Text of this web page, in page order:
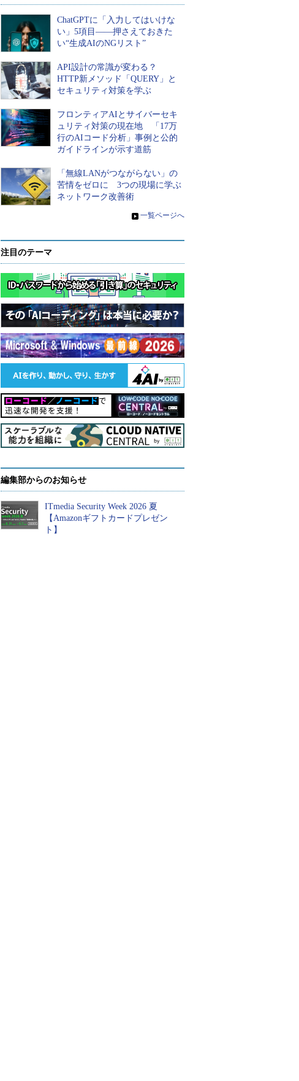
ChatGPTに「入力してはいけな
い」5項目――押さえておきた
い“生成AIのNGリスト”
API設計の常識が変わる？
HTTP新メソッド「QUERY」と
セキュリティ対策を学ぶ
フロンティアAIとサイバーセキ
ュリティ対策の現在地 「17万
行のAIコード分析」事例と公的
ガイドラインが示す道筋
「無線LANがつながらない」の
苦情をゼロに 3つの現場に学ぶ
ネットワーク改善術
» 一覧ページへ
注目のテーマ
編集部からのお知らせ
ITmedia Security Week 2026 夏
【Amazonギフトカードプレゼン
ト】